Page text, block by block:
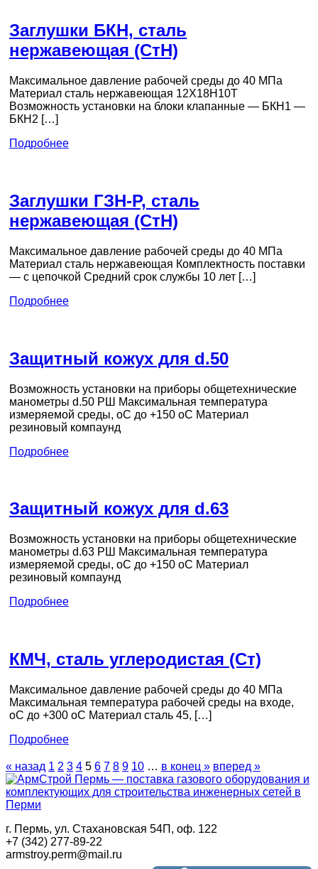
Заглушки БКН, сталь
нержавеющая (СтН)
Максимальное давление рабочей среды до 40 МПа
Материал сталь нержавеющая 12Х18Н10Т
Возможность установки на блоки клапанные — БКН1 —
БКН2 […]
Подробнее
Заглушки ГЗН-Р, сталь
нержавеющая (СтН)
Максимальное давление рабочей среды до 40 МПа
Материал сталь нержавеющая Комплектность поставки
— с цепочкой Средний срок службы 10 лет […]
Подробнее
Защитный кожух для d.50
Возможность установки на приборы общетехнические
манометры d.50 РШ Максимальная температура
измеряемой среды, оС до +150 оС Материал
резиновый компаунд
Подробнее
Защитный кожух для d.63
Возможность установки на приборы общетехнические
манометры d.63 РШ Максимальная температура
измеряемой среды, оС до +150 оС Материал
резиновый компаунд
Подробнее
КМЧ, сталь углеродистая (Ст)
Максимальное давление рабочей среды до 40 МПа
Максимальная температура рабочей среды на входе,
оС до +300 оС Материал сталь 45, […]
Подробнее
« назад 1 2 3 4 5 6 7 8 9 10 … в конец » вперед »
г. Пермь, ул. Стахановская 54П, оф. 122
+7 (342) 277-89-22
armstroy.perm@mail.ru